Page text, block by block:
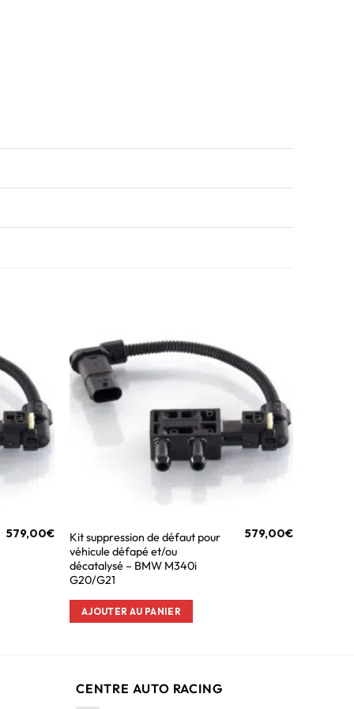
579,00€
Kit suppression de défaut pour
véhicule défapé et/ou
décatalysé – BMW M340i
G20/G21
579,00€
AJOUTER AU PANIER
CENTRE AUTO RACING